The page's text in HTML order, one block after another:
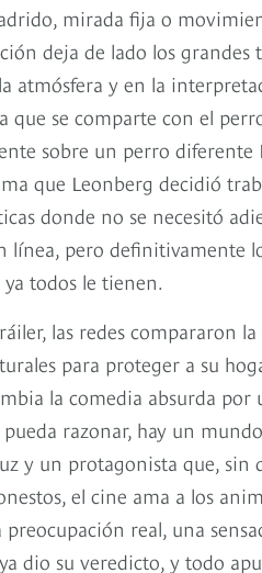
mirada fija o
deja de lado los grandes
atmósfera y en la
se comparte con el
sobre un perro diferente
que Leonberg decidió
donde no se necesitó
línea, pero definitivamente
todos le tienen.
las redes compararon
para proteger a su
la comedia absurda
razonar, hay un
y un protagonista que,
el cine ama a los
real, una
dio su veredicto, y todo